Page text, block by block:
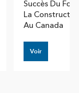
Succès Du
La
Au Canada
Voir